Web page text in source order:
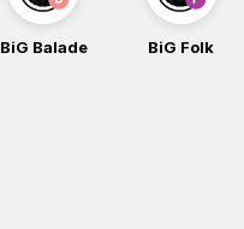
BiG Balade BiG Folk